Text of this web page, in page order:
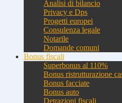
Analisi di bilancio
Privacy e Dps
Progetti europei
Consulenza legale
Notarile
Domande comuni
Bonus fiscali
Superbonus al 110%
Bonus ristrutturazione
Bonus facciate
Bonus auto
Detrazioni fiscali